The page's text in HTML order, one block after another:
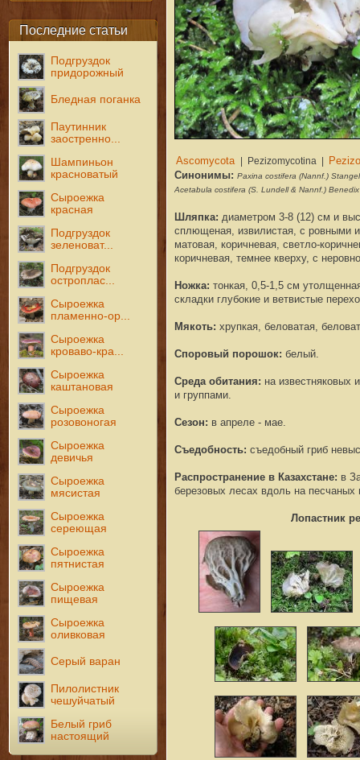
Последние статьи
Подгруздок
придорожный
Бледная поганка
Паутинник
заостренно...
Шампиньон
красноватый
Сыроежка
красная
Подгруздок
зеленоват...
Подгруздок
остроплас...
Сыроежка
пламенно-ор...
Сыроежка
кроваво-кра...
Сыроежка
каштановая
Сыроежка
розовоногая
Сыроежка
девичья
Сыроежка
мясистая
Сыроежка
сереющая
Сыроежка
пятнистая
Сыроежка
пищевая
Сыроежка
оливковая
Серый варан
Пилолистник
чешуйчатый
Белый гриб
настоящий
Синонимы: Paxina costifera (Nannf.)
Acetabula costifera (S. Lundell & Nannf.)
Шляпка: диаметром 3-8(12) см и
сплющеная, извилистая, с ровными
матовая, коричневая, светло-
коричневая, темнее кверху, с
Ножка: тонкая, 0,5-1,5 см
складки глубокие и ветвистые
Мякоть: хрупкая, беловатая,
Споровый порошок: белый.
Среда обитания: на известняковых
и группами.
Сезон: в апреле - мае.
Съедобность: съедобный гриб
Распространение в Казахстане: в
березовых лесах вдоль на песчаных
Лопастник